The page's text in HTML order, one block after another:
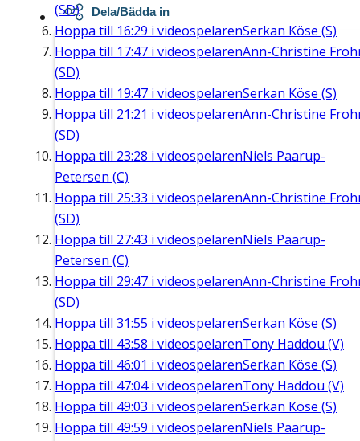
(SD)
Hoppa till 16:29 i videospelarenSerkan Köse (S)
Hoppa till 17:47 i videospelarenAnn-Christine
(SD)
Hoppa till 19:47 i videospelarenSerkan Köse (S)
Hoppa till 21:21 i videospelarenAnn-Christine
(SD)
Hoppa till 23:28 i videospelarenNiels Paarup-
Petersen (C)
Hoppa till 25:33 i videospelarenAnn-Christine
(SD)
Hoppa till 27:43 i videospelarenNiels Paarup-
Petersen (C)
Hoppa till 29:47 i videospelarenAnn-Christine
(SD)
Hoppa till 31:55 i videospelarenSerkan Köse (S)
Hoppa till 43:58 i videospelarenTony Haddou (V)
Hoppa till 46:01 i videospelarenSerkan Köse (S)
Hoppa till 47:04i videospelarenTony Haddou (V)
Hoppa till 49:03 i videospelarenSerkan Köse (S)
Hoppa till 49:59 i videospelarenNiels Paarup-
Dela/Bädda in